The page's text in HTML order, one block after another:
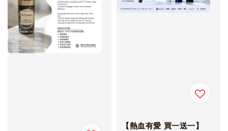
【熱血有愛 買一送一】